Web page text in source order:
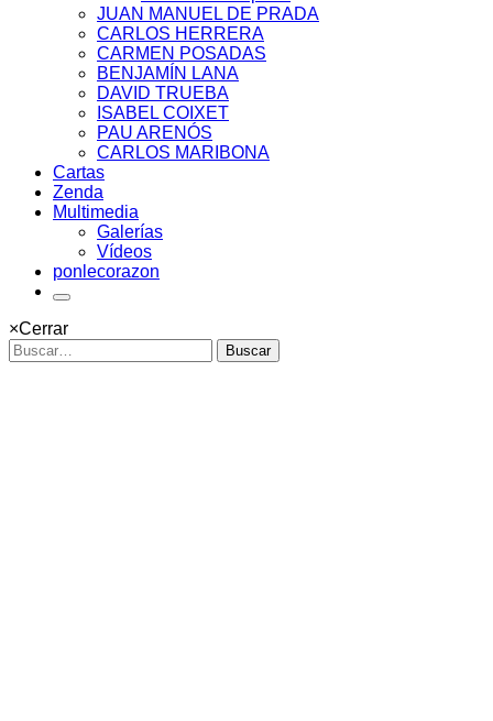
JUAN MANUEL DE PRADA
CARLOS HERRERA
CARMEN POSADAS
BENJAMÍN LANA
DAVID TRUEBA
ISABEL COIXET
PAU ARENÓS
CARLOS MARIBONA
Cartas
Zenda
Multimedia
Galerías
Vídeos
ponlecorazon
×Cerrar
Buscar